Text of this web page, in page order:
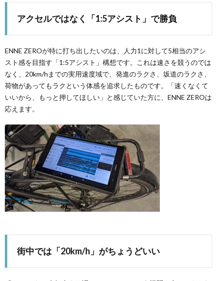
アクセルではなく「1:5アシスト」で勝負
ENNE ZEROが特に打ち出したいのは、人力1に対して5相当のアシ
スト感を目指す「1:5アシスト」構想です。これは速さを競うのでは
なく、20km/hまでの実用速度域で、発進のラクさ、坂道のラクさ、
荷物があってもラクという体感を追求したものです。「速くなくて
いいから、もっと押してほしい」と感じていた方に、ENNE ZEROは
応えます。
街中では「20km/h」がちょうどいい